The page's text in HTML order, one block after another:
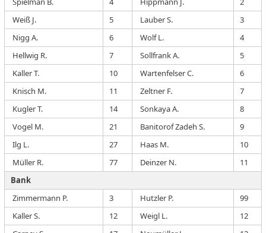
Weiß J.
5 Lauber S.
3
Nigg A.
6 Wolf L.
4
Hellwig R.
7 Sollfrank A.
5
Kaller T.
10 Wartenfelser C.
6
Knisch M.
11 Zeltner F.
7
Kugler T.
14 Sonkaya A.
8
Vogel M.
21 Banitorof Zadeh S.
9
Ilg L.
27 Haas M.
10
Müller R.
77 Deinzer N.
11
Bank
Zimmermann P.
3 Hutzler P.
99
Kaller S.
12 Weigl L.
12